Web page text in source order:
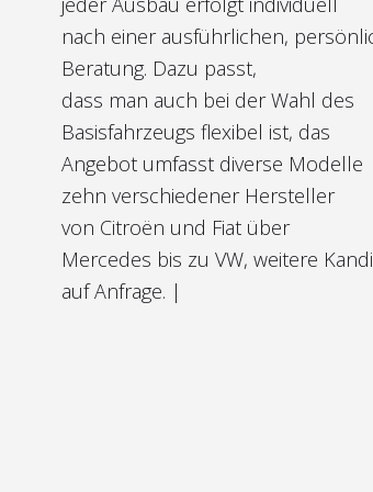
nach einer ausführlichen,
Beratung. Dazu passt,
dass man auch bei der Wahl des
Basisfahrzeugs flexibel ist, das
Angebot umfasst diverse Modelle
zehn verschiedener Hersteller
von Citroën und Fiat über
Mercedes bis zu VW, weitere
auf Anfrage. |